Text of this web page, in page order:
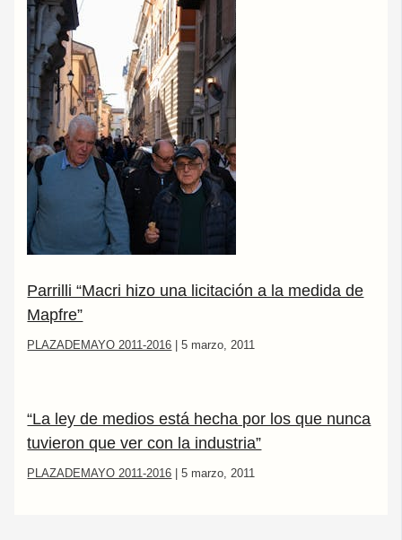
Parrilli “Macri hizo una licitación a la medida de
Mapfre”
PLAZADEMAYO 2011-2016 |5 marzo, 2011
“La ley de medios está hecha por los que nunca
tuvieron que ver con la industria”
PLAZADEMAYO 2011-2016 |5 marzo, 2011